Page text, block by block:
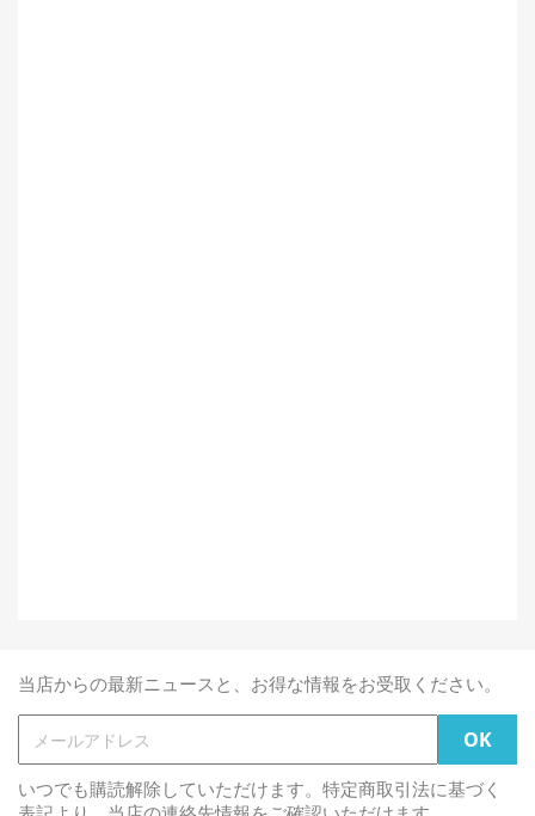
当店からの最新ニュースと、お得な情報をお受取ください。
いつでも購読解除していただけます。特定商取引法に基づく